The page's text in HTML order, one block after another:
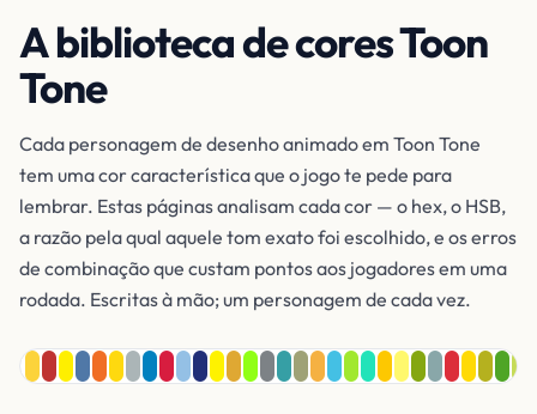
A biblioteca de cores Toon
Tone
Cada personagem de desenho animado em Toon Tone
tem uma cor característica que o jogo te pede para
lembrar. Estas páginas analisam cada cor — o hex, o HSB,
a razão pela qual aquele tom exato foi escolhido, e os erros
de combinação que custam pontos aos jogadores em uma
rodada. Escritas à mão; um personagem de cada vez.